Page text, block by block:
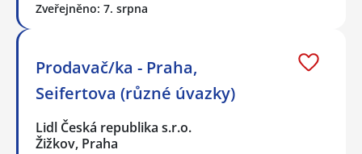
Zveřejněno: 7. srpna
Prodavač/ka - Praha,
Seifertova (různé úvazky)
Lidl Česká republika s.r.o.
Žižkov, Praha